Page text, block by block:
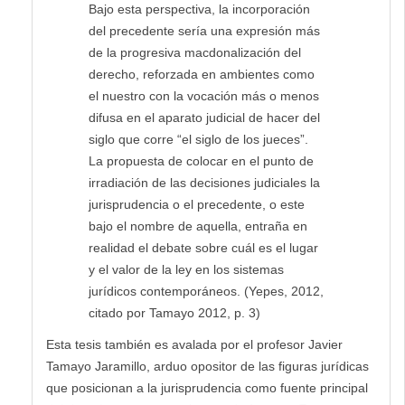
Bajo esta perspectiva, la incorporación
del precedente sería una expresión más
de la progresiva macdonalización del
derecho, reforzada en ambientes como
el nuestro con la vocación más o menos
difusa en el aparato judicial de hacer del
siglo que corre “el siglo de los jueces”.
La propuesta de colocar en el punto de
irradiación de las decisiones judiciales la
jurisprudencia o el precedente, o este
bajo el nombre de aquella, entraña en
realidad el debate sobre cuál es el lugar
y el valor de la ley en los sistemas
jurídicos contemporáneos. (Yepes, 2012,
citado por Tamayo 2012, p. 3)
Esta tesis también es avalada por el profesor Javier
Tamayo Jaramillo, arduo opositor de las figuras jurídicas
que posicionan a la jurisprudencia como fuente principal